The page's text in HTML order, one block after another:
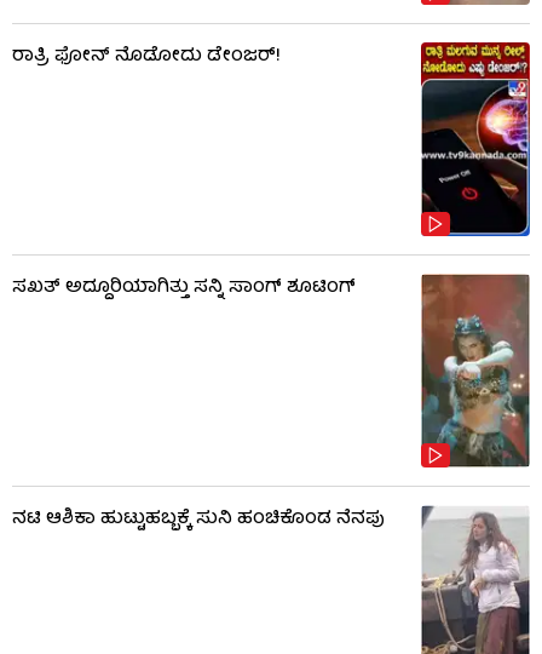
ರಾತ್ರಿ ಫೋನ್​​ ನೊಡೋದು ಡೇಂಜರ್!
ಸಖತ್ ಅದ್ದೂರಿಯಾಗಿತ್ತು ಸನ್ನಿ ಸಾಂಗ್ ಶೂಟಿಂಗ್
ನಟಿ ಆಶಿಕಾ ಹುಟ್ಟುಹಬ್ಬಕ್ಕೆ ಸುನಿ ಹಂಚಿಕೊಂಡ ನೆನಪು